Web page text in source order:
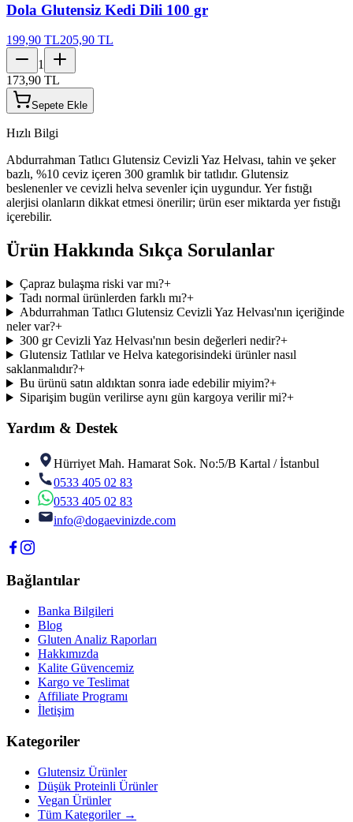
Dola Glutensiz Kedi Dili 100 gr
199,90 TL205,90 TL
1
173,90 TL
Sepete Ekle
Hızlı Bilgi
Abdurrahman Tatlıcı Glutensiz Cevizli Yaz Helvası, tahin ve şeker
bazlı, %10 ceviz içeren 300 gramlık bir tatlıdır. Glutensiz
beslenenler ve cevizli helva sevenler için uygundur. Yer fıstığı
alerjisi olanların dikkat etmesi önerilir; ürün eser miktarda yer fıstığı
içerebilir.
Ürün Hakkında Sıkça Sorulanlar
Çapraz bulaşma riski var mı?+
Tadı normal ürünlerden farklı mı?+
Abdurrahman Tatlıcı Glutensiz Cevizli Yaz Helvası'nın içeriğinde
neler var?+
300 gr Cevizli Yaz Helvası'nın besin değerleri nedir?+
Glutensiz Tatlılar ve Helva kategorisindeki ürünler nasıl
saklanmalıdır?+
Bu ürünü satın aldıktan sonra iade edebilir miyim?+
Siparişim bugün verilirse aynı gün kargoya verilir mi?+
Yardım & Destek
Hürriyet Mah. Hamarat Sok. No:5/B Kartal / İstanbul
0533 405 02 83
0533 405 02 83
info@dogaevinizde.com
Bağlantılar
Banka Bilgileri
Blog
Gluten Analiz Raporları
Hakkımızda
Kalite Güvencemiz
Kargo ve Teslimat
Affiliate Programı
İletişim
Kategoriler
Glutensiz Ürünler
Düşük Proteinli Ürünler
Vegan Ürünler
Tüm Kategoriler →